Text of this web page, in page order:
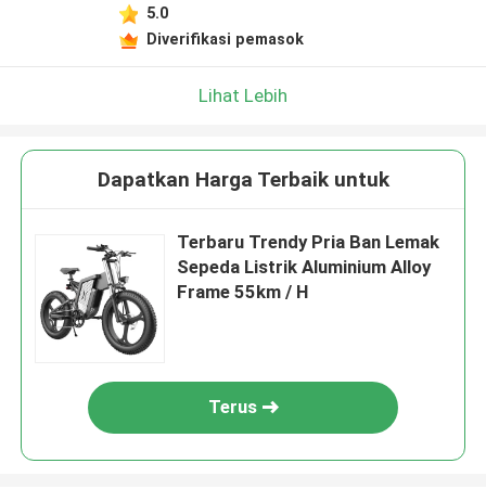
5.0
Diverifikasi pemasok
Lihat Lebih
Dapatkan Harga Terbaik untuk
Terbaru Trendy Pria Ban Lemak
Sepeda Listrik Aluminium Alloy
Frame 55km / H
Terus